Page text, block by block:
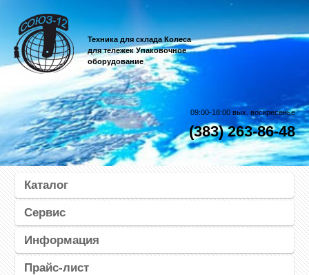
Техника для склада Колеса
для тележек Упаковочное
оборудование
09:00-18:00 вых. воскресенье
(383) 263-86-48
Каталог
Сервис
Информация
Прайс-лист